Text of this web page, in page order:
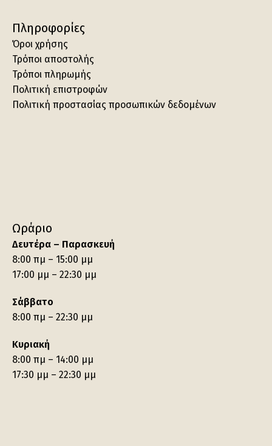
Πληροφορίες
Όροι χρήσης
Τρόποι αποστολής
Τρόποι πληρωμής
Πολιτική επιστροφών
Πολιτική προστασίας προσωπικών δεδομένων
Ωράριο
Δευτέρα – Παρασκευή
8:00 πμ – 15:00 μμ
17:00 μμ – 22:30 μμ
Σάββατο
8:00 πμ – 22:30 μμ
Κυριακή
8:00 πμ – 14:00 μμ
17:30 μμ – 22:30 μμ